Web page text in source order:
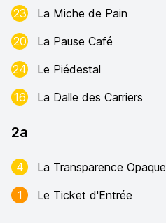
23
La Miche de Pain
20
La Pause Café
24
Le Piédestal
16
La Dalle des Carriers
2a
4 La Transparence Opaque
1
Le Ticket d'Entrée